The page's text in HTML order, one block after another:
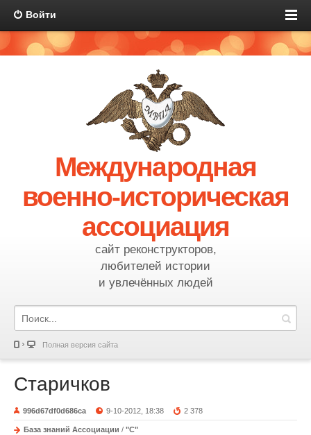
Войти
Международная
военно-историческая
ассоциация
сайт реконструкторов,
любителей истории
и увлечённых людей
Полная версия сайта
Старичков
996d67df0d686ca 9-10-2012, 18:38 2 378
База знаний Ассоциации / "С"